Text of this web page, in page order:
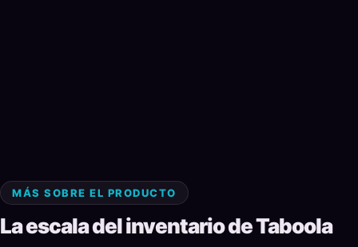
MÁS SOBRE EL PRODUCTO
La escala del inventario de Taboola